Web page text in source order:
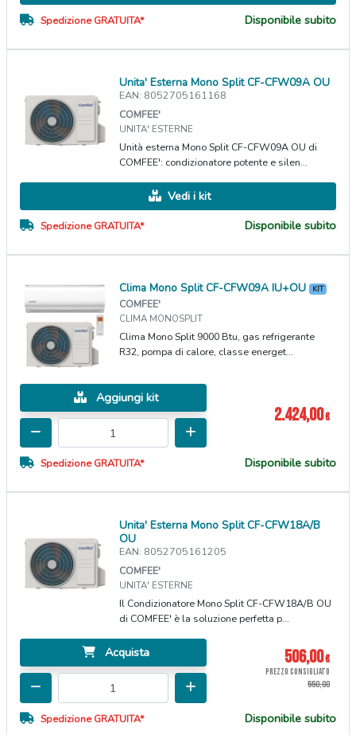
Spedizione GRATUITA* Disponibile subito
Unita' Esterna Mono Split CF-CFW09A OU
EAN: 8052705161168
COMFEE'
UNITA' ESTERNE
Unità esterna Mono Split CF-CFW09A OU di
COMFEE': condizionatore potente e silen...
Vedi i kit
Spedizione GRATUITA* Disponibile subito
Clima Mono Split CF-CFW09A IU+OU KIT
COMFEE'
CLIMA MONOSPLIT
Clima Mono Split 9000 Btu, gas refrigerante
R32, pompa di calore, classe energet...
Aggiungi kit
2.424,00€
Spedizione GRATUITA* Disponibile subito
Unita' Esterna Mono Split CF-CFW18A/B
OU
EAN: 8052705161205
COMFEE'
UNITA' ESTERNE
Il Condizionatore Mono Split CF-CFW18A/B OU
di COMFEE' è la soluzione perfetta p...
Acquista 506,00€
PREZZO CONSIGLIATO
550,00
Spedizione GRATUITA* Disponibile subito